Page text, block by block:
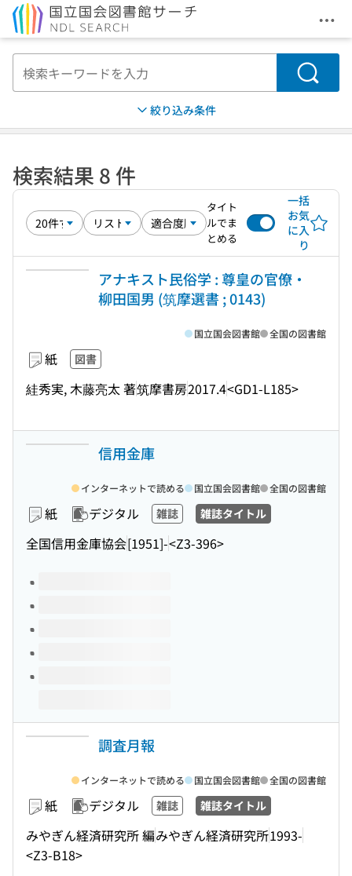
メ
検索
絞り込み条件
検索結果 8 件
タイト
ルでま
とめる
一括
お気
に入
り
アナキスト民俗学 : 尊皇の官僚・
柳田国男 (筑摩選書 ; 0143)
紙 図書
絓秀実, 木藤亮太 著筑摩書房2017.4<GD1-L185>
国立国会図書館 全国の図書館
信用金庫
紙 デジタル 雑誌 雑誌タイトル
全国信用金庫協会[1951]-<Z3-396>
インターネットで読める 国立国会図書館 全国の図書館
このタイトルの巻号
調査月報
紙 デジタル 雑誌 雑誌タイトル
みやぎん経済研究所 編みやぎん経済研究所1993-
<Z3-B18>
インターネットで読める 国立国会図書館 全国の図書館